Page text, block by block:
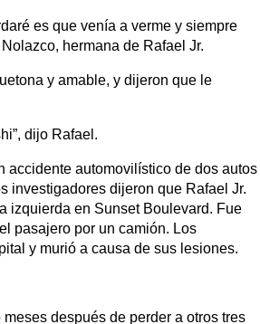
es que venía a verme y siempre
hermana de Rafael Jr.
y amable, y dijeron que le
dijo Rafael.
accidente automovilístico de dos autos
investigadores dijeron que Rafael Jr.
izquierda en Sunset Boulevard. Fue
pasajero por un camión. Los
y murió a causa de sus lesiones.
después de perder a otros tres